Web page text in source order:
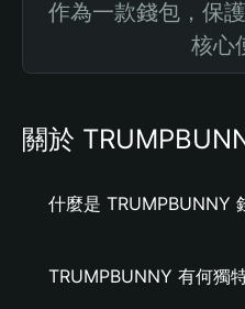
作為一款錢包，保
核心
關於
什麼是 TRUMPBUNNY
TRUMPBUNNY 有何獨